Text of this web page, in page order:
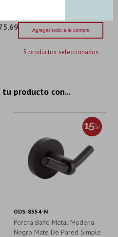
Agregar todo a la compra
5 productos seleccionados
tu producto con...
Percha Baño Metal Modena
Negro Mate De Pared Simple
ODS-8554-N